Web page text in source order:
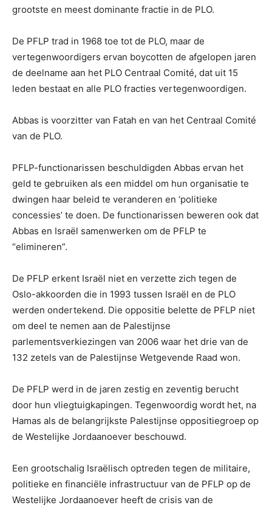
grootste en meest dominante fractie in de PLO.
De PFLP trad in 1968 toe tot de PLO, maar de
vertegenwoordigers ervan boycotten de afgelopen jaren
de deelname aan het PLO Centraal Comité, dat uit 15
leden bestaat en alle PLO fracties vertegenwoordigen.
Abbas is voorzitter van Fatah en van het Centraal Comité
van de PLO.
PFLP-functionarissen beschuldigden Abbas ervan het
geld te gebruiken als een middel om hun organisatie te
dwingen haar beleid te veranderen en ‘politieke
concessies’ te doen. De functionarissen beweren ook dat
Abbas en Israël samenwerken om de PFLP te
“elimineren”.
De PFLP erkent Israël niet en verzette zich tegen de
Oslo-akkoorden die in 1993 tussen Israël en de PLO
werden ondertekend. Die oppositie belette de PFLP niet
om deel te nemen aan de Palestijnse
parlementsverkiezingen van 2006 waar het drie van de
132 zetels van de Palestijnse Wetgevende Raad won.
De PFLP werd in de jaren zestig en zeventig berucht
door hun vliegtuigkapingen. Tegenwoordig wordt het, na
Hamas als de belangrijkste Palestijnse oppositiegroep op
de Westelijke Jordaanoever beschouwd.
Een grootschalig Israëlisch optreden tegen de militaire,
politieke en financiële infrastructuur van de PFLP op de
Westelijke Jordaanoever heeft de crisis van de